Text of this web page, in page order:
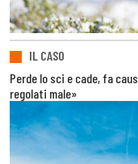
IL CASO
Perde lo sci e cade, fa
regolati male»